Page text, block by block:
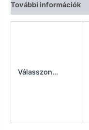
További információk
Válasszon...